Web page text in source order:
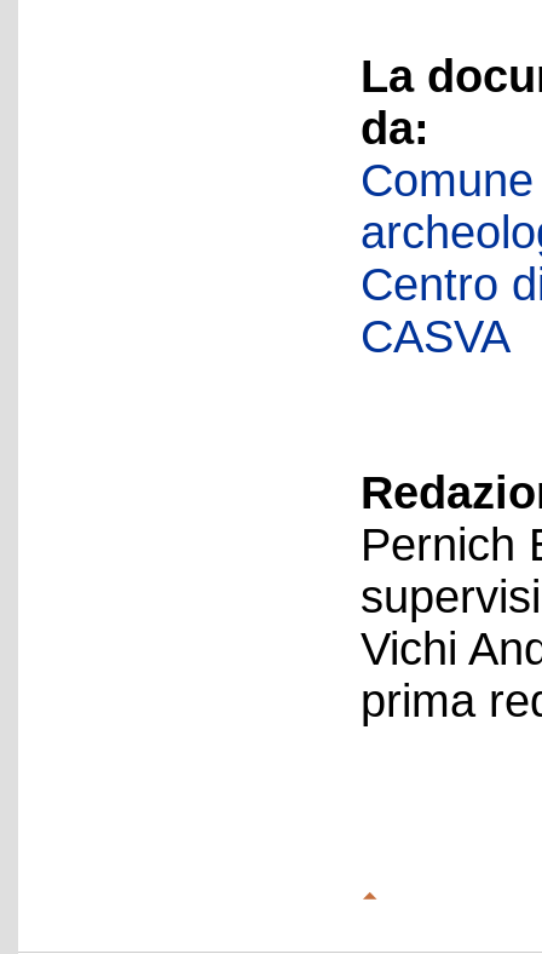
La
da:
Centro
CASVA
Pernich
Vichi
prima